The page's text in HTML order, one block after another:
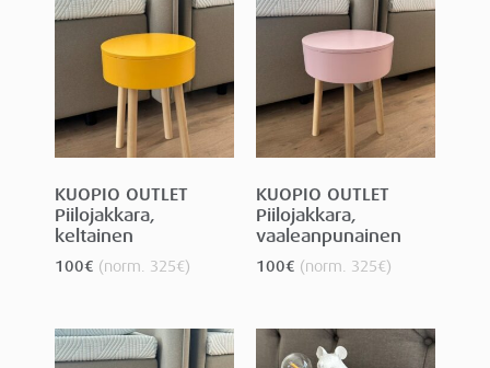
KUOPIO OUTLET
Piilojakkara,
keltainen
100€ (norm. 325€)
KUOPIO OUTLET
Piilojakkara,
vaaleanpunainen
100€ (norm. 325€)